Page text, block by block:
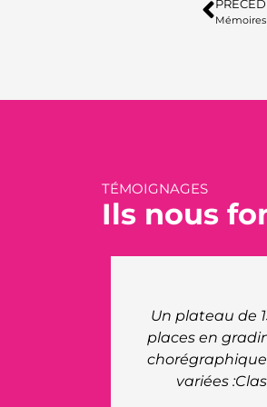
TÉMOIGNAGES
Ils nous
Le site du
La venue du
appréciée,
personnel du